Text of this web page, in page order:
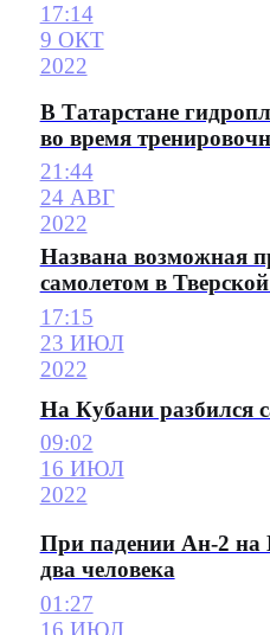
17:14
9 ОКТ
2022
В Татарстане
во время
21:44
24 АВГ
2022
Названа возможная
самолетом в
17:15
23 ИЮЛ
2022
На Кубани разбился
09:02
16 ИЮЛ
2022
При падении Ан-2 на
два человека
01:27
16 ИЮЛ